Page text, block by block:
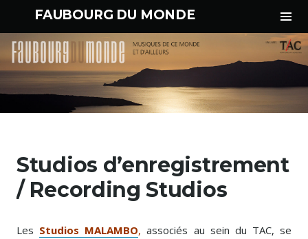
FAUBOURG DU MONDE
contenu
principalStudios d’enregistrement
/ Recording Studios
Les Studios MALAMBO, associés au sein du TAC, se